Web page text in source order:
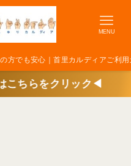
MENU
の方でも安心｜首里カルディアご利
リック◀